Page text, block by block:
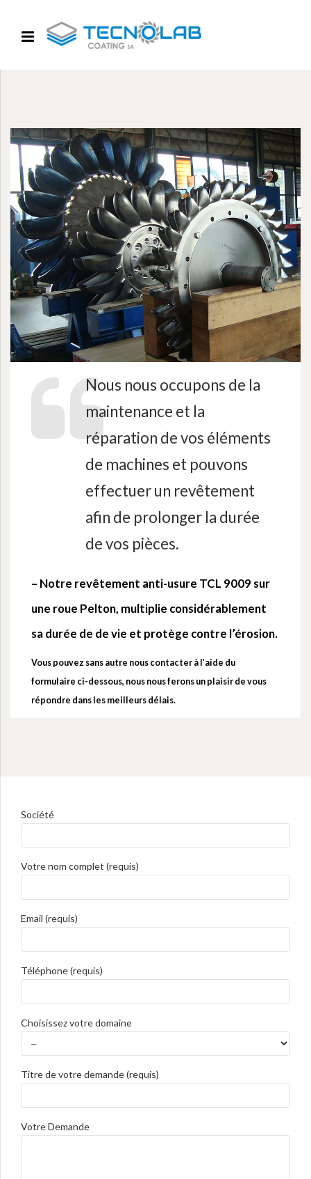
Nous nous occupons de la
maintenance et la
réparation de vos éléments
de machines et pouvons
effectuer un revêtement
afin de prolonger la durée
de vos pièces.
– Notre revêtement anti-usure TCL 9009 sur
une roue Pelton, multiplie considérablement
sa durée de de vie et protège contre l’érosion.
Vous pouvez sans autre nous contacter à l’aide du
formulaire ci-dessous, nous nous ferons un plaisir de vous
répondre dans les meilleurs délais.
Société
Votre nom complet (requis)
Email (requis)
Téléphone (requis)
Choisissez votre domaine
Titre de votre demande (requis)
Votre Demande